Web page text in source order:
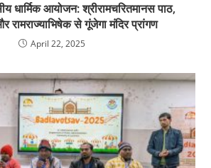
धार्मिक आयोजन: श्रीरामचरितमानस पाठ,
रामराज्याभिषेक से गूंजेगा मंदिर प्रांगण
April 22, 2025